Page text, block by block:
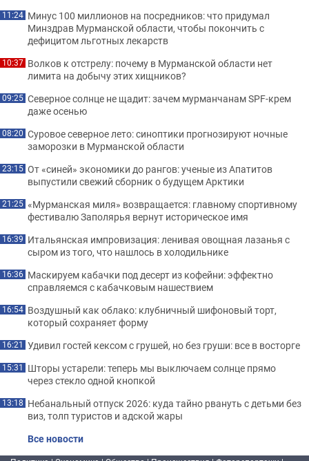
11:24 Минус 100 миллионов на посредников: что придумал
Минздрав Мурманской области, чтобы покончить с
дефицитом льготных лекарств
10:37 Волков к отстрелу: почему в Мурманской области нет
лимита на добычу этих хищников?
09:25 Северное солнце не щадит: зачем мурманчанам SPF-крем
даже осенью
08:20 Суровое северное лето: синоптики прогнозируют ночные
заморозки в Мурманской области
23:15 От «синей» экономики до рангов: ученые из Апатитов
выпустили свежий сборник о будущем Арктики
21:25 «Мурманская миля» возвращается: главному спортивному
фестивалю Заполярья вернут историческое имя
16:39 Итальянская импровизация: ленивая овощная лазанья с
сыром из того, что нашлось в холодильнике
16:36 Маскируем кабачки под десерт из кофейни: эффектно
справляемся с кабачковым нашествием
16:54 Воздушный как облако: клубничный шифоновый торт,
который сохраняет форму
16:21 Удивил гостей кексом с грушей, но без груши: все в восторге
15:31 Шторы устарели: теперь мы выключаем солнце прямо
через стекло одной кнопкой
13:18 Небанальный отпуск 2026: куда тайно рвануть с детьми без
виз, толп туристов и адской жары
Все новости